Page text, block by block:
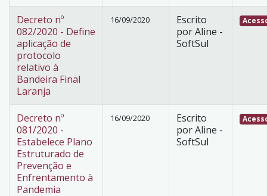
Decreto nº
082/2020 - Define
aplicação de
protocolo
relativo à
Bandeira Final
Laranja
16/09/2020
Escrito
por Aline -
SoftSul
Decreto nº
081/2020 -
Estabelece Plano
Estruturado de
Prevenção e
Enfrentamento à
Pandemia
16/09/2020
Escrito
por Aline -
SoftSul